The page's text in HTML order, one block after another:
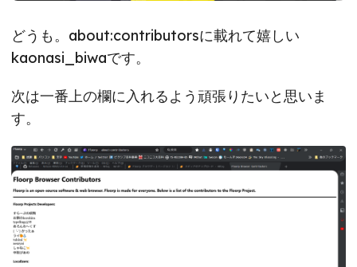
どうも。about:contributorsに載れて嬉しい
kaonasi_biwaです。
次は一番上の欄に入れるよう頑張りたいと思いま
す。